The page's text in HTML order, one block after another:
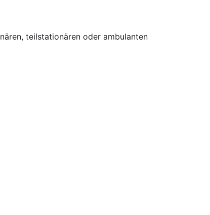
teilstationären oder ambulanten